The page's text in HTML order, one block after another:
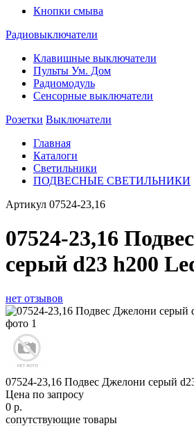
Кнопки смыва
Радиовыключатели
Клавишные выключатели
Пульты Ум. Дом
Радиомодуль
Сенсорные выключатели
Розетки Выключатели
Главная
Каталоги
Светильники
ПОДВЕСНЫЕ СВЕТИЛЬНИКИ
Артикул 07524-23,16
07524-23,16
серый d23 h200
нет отзывов
07524-23,16 Подвес Джелони серый
Цена по запросу
0 р.
сопутствующие товары